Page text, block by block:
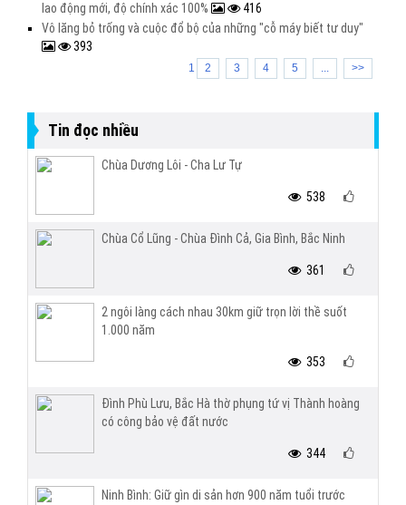
lao động mới, độ chính xác 100%
416
Vô lăng bỏ trống và cuộc đổ bộ của những "cỗ máy biết tư duy"
393
1 2 3 4 5 ... >>
Tin đọc nhiều
Chùa Dương Lôi - Cha Lư Tự
538
Chùa Cổ Lũng - Chùa Đình Cả, Gia Bình, Bắc Ninh
361
2 ngôi làng cách nhau 30km giữ trọn lời thề suốt
1.000 năm
353
Đình Phù Lưu, Bắc Hà thờ phụng tứ vị Thành hoàng
có công bảo vệ đất nước
344
Ninh Bình: Giữ gìn di sản hơn 900 năm tuổi trước